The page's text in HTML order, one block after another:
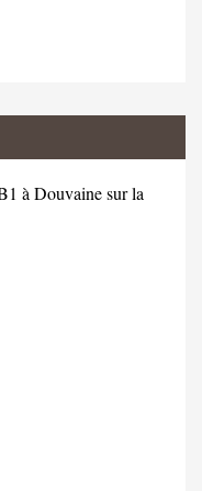
à Douvaine sur la